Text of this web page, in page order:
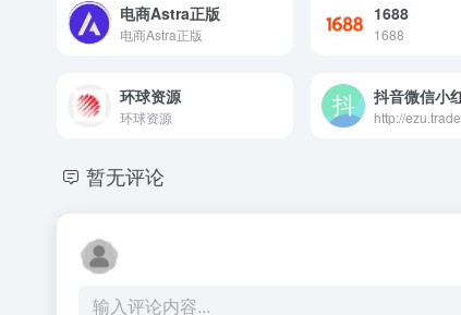
电商Astra正版
电商Astra正版
1688
1688
环球资源
环球资源 http://ezu.trade
暂无评论